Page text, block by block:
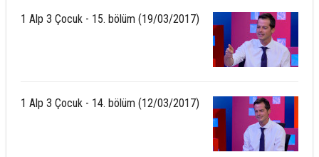
1 Alp 3 Çocuk - 15. bölüm (19/03/2017)
1 Alp 3 Çocuk - 14. bölüm (12/03/2017)